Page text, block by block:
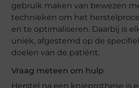
gebruik maken van bewezen
technieken om het
en te optimaliseren. Daarbij is
uniek, afgestemd op de
doelen van de patiënt.
Vraag meteen om hulp
Herstel na een knieprothese is